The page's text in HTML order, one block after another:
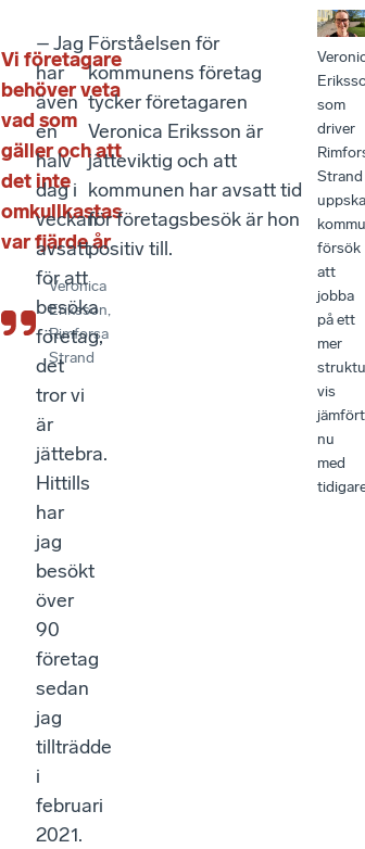
Vi företagare
behöver veta
vad som
gäller och att
det inte
omkullkastas
var fjärde år
Veronica
Eriksson,
Rimforsa
Strand
– Jag
har
även
en
halv
dag i
veckan
avsatt
för att
besöka
företag,
det
tror vi
är
jättebra.
Hittills
har
jag
besökt
över
90
företag
sedan
jag
tillträdde
i
februari
2021.
Förståelsen för
kommunens företag
tycker företagaren
Veronica Eriksson är
jätteviktig och att
kommunen har avsatt tid
för företagsbesök är hon
positiv till.
som
driver
Strand
försök
att
jobba
på ett
mer
vis
jämfört
nu
med